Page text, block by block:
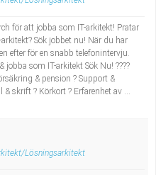
för att jobba som IT-arkitekt! Pratar
Sök jobbet nu! När du har
efter för en snabb telefonintervju.
som IT-arkitekt Sök Nu! ????
& pension ? Support &
skrift ? Körkort ? Erfarenhet av ...
Lösningsarkitekt